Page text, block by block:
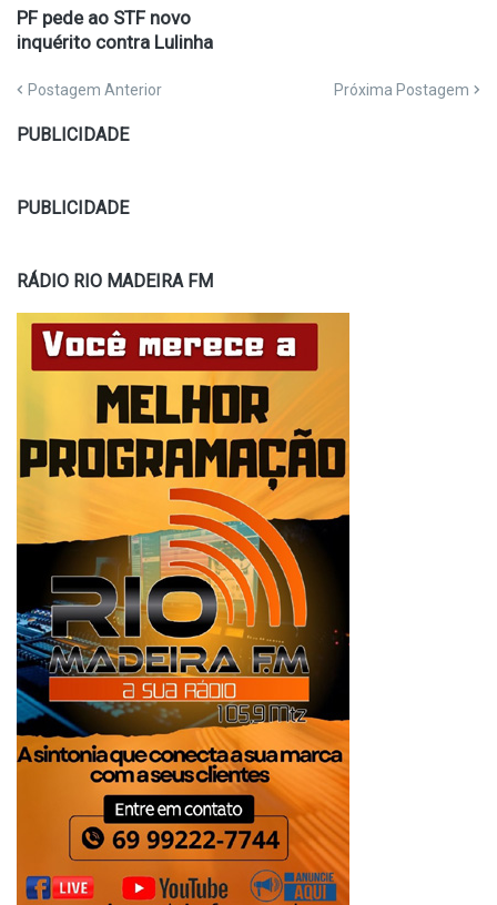
PF pede ao STF novo
inquérito contra Lulinha
Postagem Anterior Próxima Postagem
PUBLICIDADE
PUBLICIDADE
RÁDIO RIO MADEIRA FM